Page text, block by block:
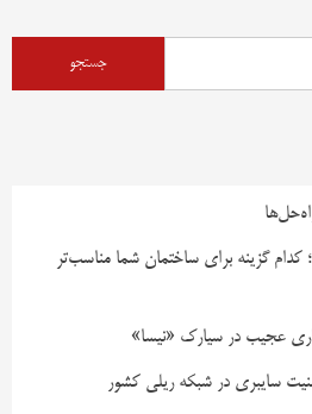
کدام گزینه برای ساختمان شما مناسب‌تر
عجیب در سیارک «نیسا»
سایبری در شبکه ریلی کشور